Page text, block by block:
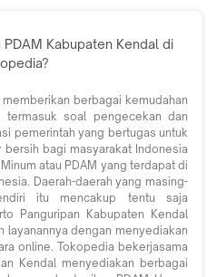
Kabupaten Kendal di
berbagai kemudahan
termasuk soal pengecekan dan
pemerintah yang bertugas untuk
bersih bagi masyarakat Indonesia
atau PDAM yang terdapat di
Daerah-daerah yang masing-
itu mencakup tentu saja
Panguripan Kabupaten Kendal
layanannya dengan menyediakan
online. Tokopedia bekerjasama
Kendal menyediakan berbagai